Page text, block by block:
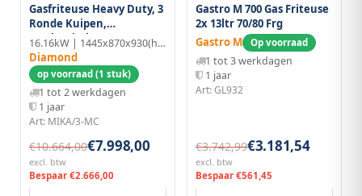
Gasfriteuse Heavy Duty, 3
Ronde Kuipen,
Mechanisch
16.16kW | 1445x870x930(h)mm
Diamond
op voorraad (1 stuk)
1 tot 2 werkdagen
1 jaar
Art: MIKA/3-MC
€10.664,00€7.998,00
excl. btw
Bespaar €2.666,00
Gastro M 700 Gas Friteuse
2x 13ltr 70/80 Frg
Gastro M
Op voorraad
1 tot 3 werkdagen
1 jaar
Art: GL932
€3.742,99€3.181,54
excl. btw
Bespaar €561,45